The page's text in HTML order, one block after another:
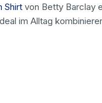
Shirt von Betty Barclay
im Alltag